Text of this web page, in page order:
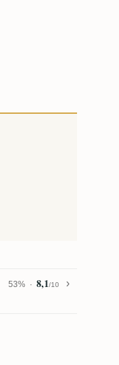
53% 8,1/10